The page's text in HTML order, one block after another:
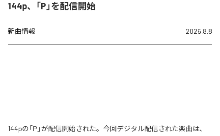
144p、「P」を配信開始
新曲情報 2026.8.8
144pの「P」が配信開始された。今回デジタル配信された楽曲は、